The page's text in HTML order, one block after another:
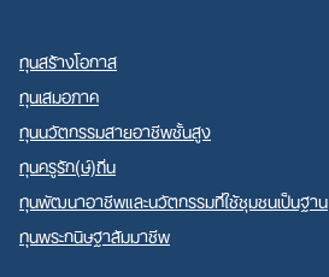
ทุนสร้างโอกาส
ทุนเสมอภาค
ทุนนวัตกรรมสายอาชีพชั้นสูง
ทุนครูรัก(ษ์)ถิ่น
ทุนพัฒนาอาชีพและนวัตกรรมที่ใช้ชุมชนเป็นฐาน
ทุนพระกนิษฐาสัมมาชีพ